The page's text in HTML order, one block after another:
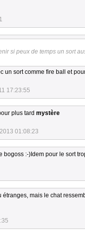
si peux de temps un sort
un sort comme fire ball et
17:23:55
plus tard mystère
01:08:23
bogoss :-)Idem pour le sort
mais le chat